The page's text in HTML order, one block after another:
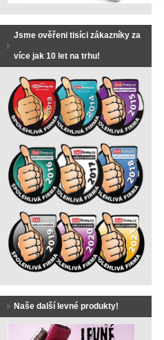
Jsme ověřeni tisíci zákazníky za
více jak 10 let na trhu!
Naše další levné produkty!